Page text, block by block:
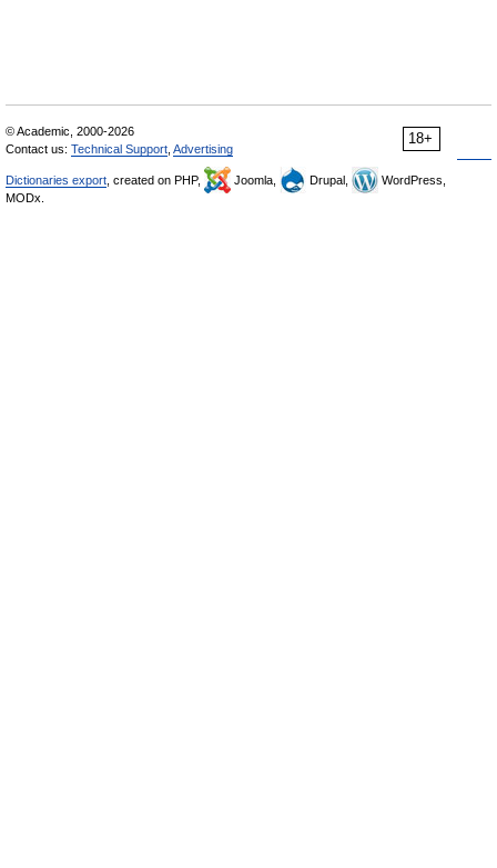
18+
© Academic, 2000-2026
Contact us: Technical Support Advertising
Dictionaries export , created on PHP, Joomla, Drupal,
WordPress,
MODx.